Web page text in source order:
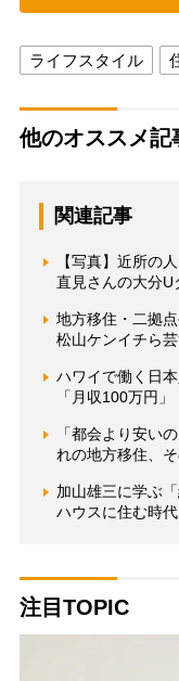
ライフスタイル
他のオススメ記
関連記事
【写真】近所の
直見さんの大分U
地方移住・二拠
松山ケンイチら
ハワイで働く日
「月収100万円」
「都会より安い
れの地方移住、
加山雄三に学ぶ
ハウスに住む時代
注目TOPIC